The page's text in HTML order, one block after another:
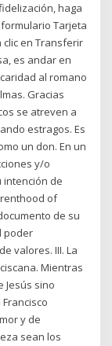
haga
Tarjeta
clic en Transferir
es andar en
al romano
Gracias
se atreven a
estragos. Es
un don. En un
y/o
de
of
de su
poder
valores. III. La
Mientras
Jesús sino
y de
sean los